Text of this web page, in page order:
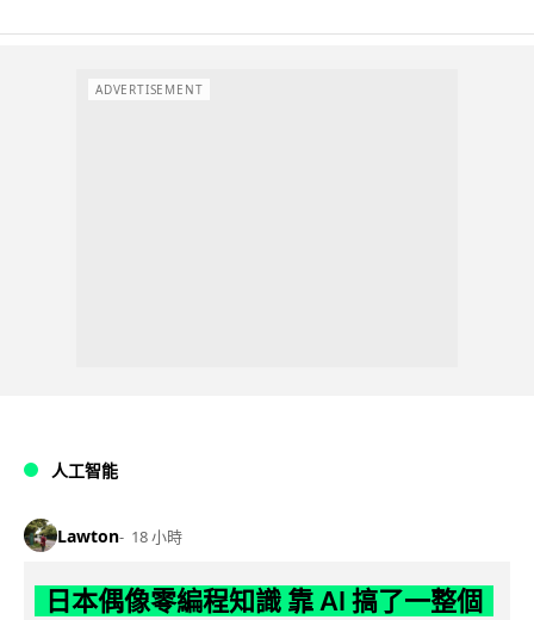
ADVERTISEMENT
人工智能
Lawton 18 小時
日本偶像零編程知識 靠 AI 搞了一整個